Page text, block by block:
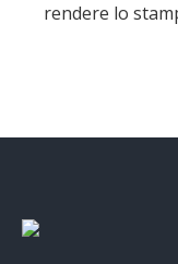
rendere lo